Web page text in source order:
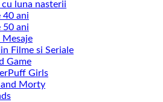
luna nasterii
40 ani
50 ani
Filme si Seriale
Game
Girls
Morty